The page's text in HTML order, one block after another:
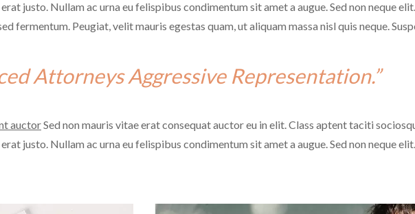
justo. Nullam ac urna eu felispibus condimentum sit amet a augue. Sed non neque
fermentum. Peugiat, velit mauris egestas quam, ut aliquam massa nisl quis neque.
Attorneys Aggressive Representation.”
auctorSed non mauris vitae erat consequat auctor eu in elit. Class aptent taciti
justo. Nullam ac urna eu felispibus condimentum sit amet a augue. Sed non neque